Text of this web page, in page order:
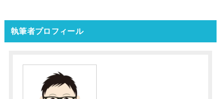
執筆者プロフィール